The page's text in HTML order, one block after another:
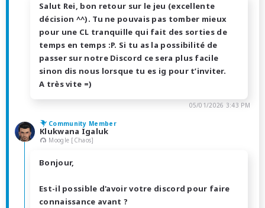
Salut Rei, bon retour sur le jeu (excellente
décision ^^). Tu ne pouvais pas tomber mieux
pour une CL tranquille qui fait des sorties de
temps en temps :P. Si tu as la possibilité de
passer sur notre Discord ce sera plus facile
sinon dis nous lorsque tu es ig pour t’inviter.
A très vite =)
05/01/2026 3:43 PM
Community Member
Klukwana Igaluk
Moogle [Chaos]
Bonjour,
Est-il possible d'avoir votre discord pour faire
connaissance avant ?